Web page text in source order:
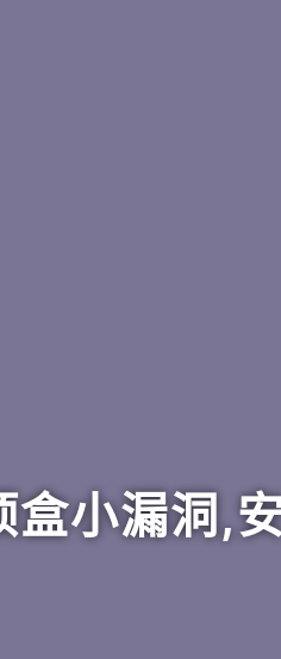
盒小漏洞,